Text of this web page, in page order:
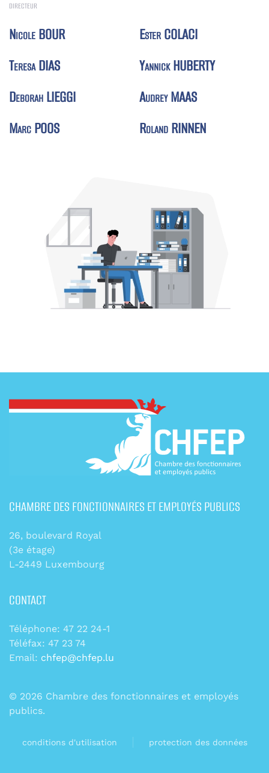
DIRECTEUR
Nicole BOUR
Ester COLACI
Teresa DIAS
Yannick HUBERTY
Deborah LIEGGI
Audrey MAAS
Marc POOS
Roland RINNEN
CHAMBRE DES FONCTIONNAIRES ET EMPLOYÉS PUBLICS
26, boulevard Royal
(3e étage)
L-2449 Luxembourg
CONTACT
Téléphone: 47 22 24-1
Téléfax: 47 23 74
Email: chfep@chfep.lu
© 2026 Chambre des fonctionnaires et employés
publics.
conditions d'utilisation protection des données